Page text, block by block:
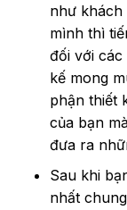
như khách
mình thì
đối với
kế mong
phận thiết
của bạn
đưa ra
Sau khi
nhất